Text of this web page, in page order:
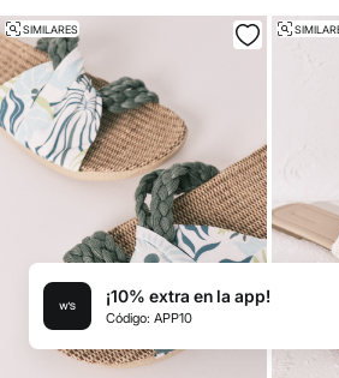
SIMILARES
¡10% extra en la app!
Código: APP10